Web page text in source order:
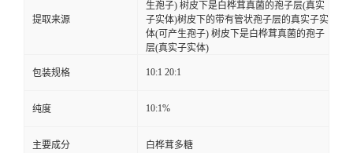
提取来源
生孢子) 树皮下是白桦茸真菌的孢子层(真实
子实体)树皮下的带有管状孢子层的真实子实
体(可产生孢子) 树皮下是白桦茸真菌的孢子
层(真实子实体)
包装规格 10:1 20:1
纯度 10:1%
主要成分 白桦茸多糖